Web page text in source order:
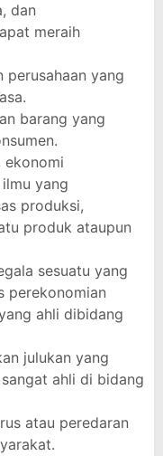
dan
meraih
perusahaan yang
barang yang
ekonomi
yang
produksi,
produk ataupun
sesuatu yang
perekonomian
ahli dibidang
julukan yang
ahli di bidang
atau peredaran